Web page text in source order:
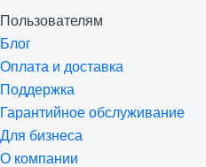
Пользователям
Блог
Оплата и доставка
Поддержка
Гарантийное обслуживание
Для бизнеса
О компании